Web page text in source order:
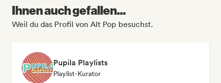
Ihnen auch gefallen...
Weil du das Profil von Alt Pop besuchst.
Pupila Playlists
Playlist-Kurator